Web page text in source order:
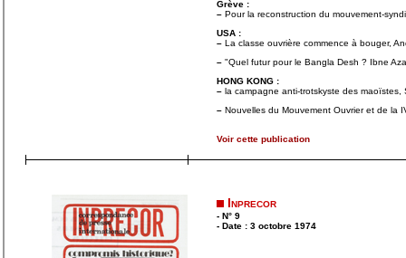
Grève :
– Pour la reconstruction du mouvement-
USA :
– La classe ouvrière commence à bouger,
– "Quel futur pour le Bangla Desh ? Ibne
HONG KONG :
– la campagne anti-trotskyste des maoïstes,
– Nouvelles du Mouvement Ouvrier et de la
Voir cette publication
Inprecor
- N° 9
- Date : 3 octobre 1974